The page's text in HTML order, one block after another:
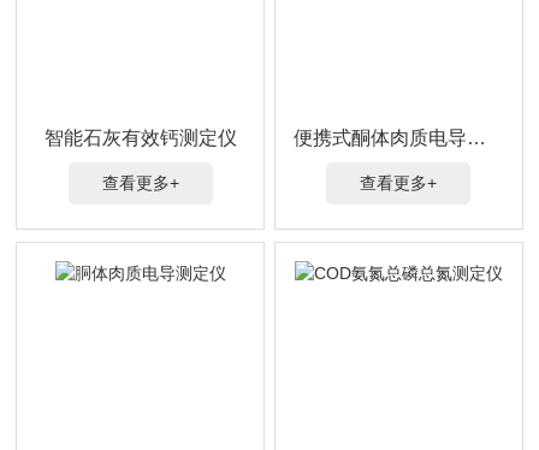
智能石灰有效钙测定仪
查看更多+
便携式酮体肉质电导测定仪
查看更多+